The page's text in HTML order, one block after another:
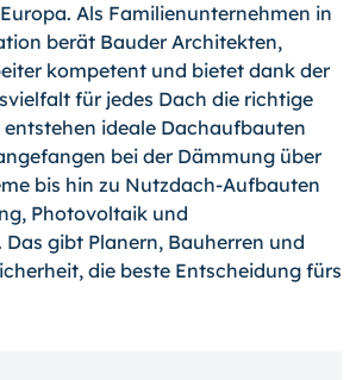
Als Familienunternehmen in
berät Bauder Architekten,
kompetent und bietet dank der
für jedes Dach die richtige
entstehen ideale Dachaufbauten
bei der Dämmung über
bis hin zu Nutzdach-Aufbauten
Photovoltaik und
gibt Planern, Bauherren und
die beste Entscheidung fürs